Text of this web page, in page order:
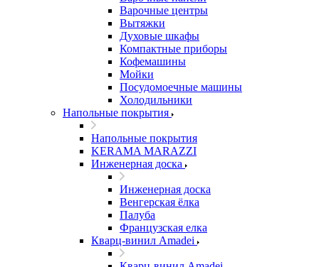
Варочные центры
Вытяжки
Духовые шкафы
Компактные приборы
Кофемашины
Мойки
Посудомоечные машины
Холодильники
Напольные покрытия
Напольные покрытия
KERAMA MARAZZI
Инженерная доска
Инженерная доска
Венгерская ёлка
Палуба
Французская елка
Кварц-винил Amadei